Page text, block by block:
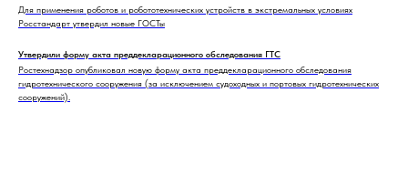
Для применения роботов и робототехнических устройств в экстремальных условиях
Росстандарт утвердил новые ГОСТы
Утвердили форму акта преддекларационного обследования ГТС
Ростехнадзор опубликовал новую форму акта преддекларационного обследования
гидротехнического сооружения (за исключением судоходных и портовых гидротехнических
сооружений).